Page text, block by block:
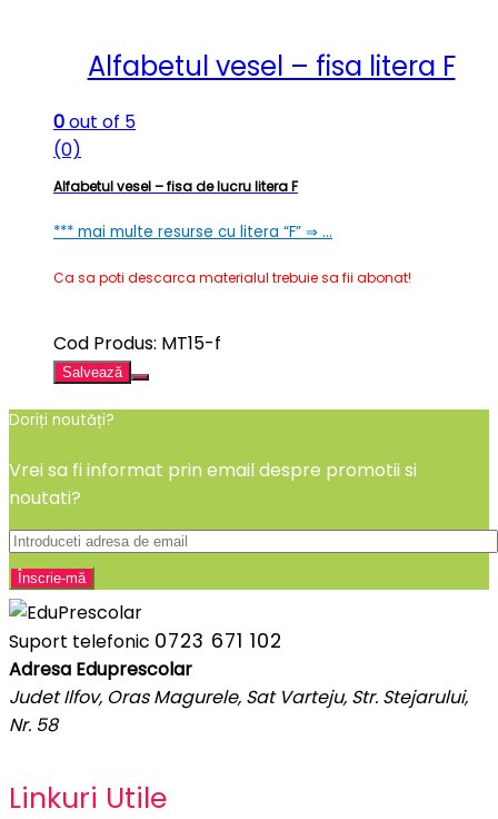
Alfabetul vesel – fisa litera F
0out of 5
(0)
Alfabetul vesel – fisa de lucru litera F
*** mai multe resurse cu litera “F” ⇒ …
Ca sa poti descarca materialul trebuie sa fii abonat!
Cod Produs: MT15-f
Salvează
Doriți noutăți?
Vrei sa fi informat prin email despre promotii si
noutati?
Suport telefonic 0723 671 102
Adresa Eduprescolar
Judet Ilfov, Oras Magurele, Sat Varteju, Str. Stejarului,
Nr. 58
Linkuri Utile